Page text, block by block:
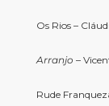
Os Rios –
Arranjo –
Rude